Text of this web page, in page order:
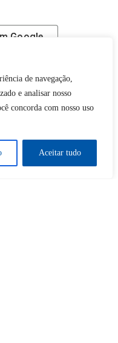
de navegação,
e analisar nosso
concorda com nosso uso
Aceitar tudo
Google
deseja